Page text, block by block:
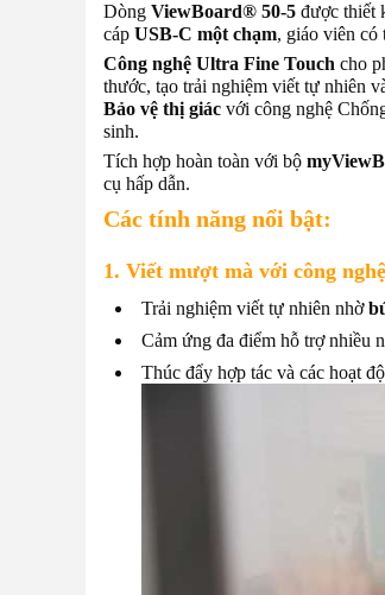
Dòng ViewBoard® 50-5 được thiết
cáp USB-C một chạm, giáo viên có
Công nghệ Ultra Fine Touch cho
thước, tạo trải nghiệm viết tự nhiên
Bảo vệ thị giác với công nghệ
sinh.
Tích hợp hoàn toàn với bộ
cụ hấp dẫn.
Các tính năng nổi bật:
1. Viết mượt mà với công
Trải nghiệm viết tự nhiên nhờ
Cảm ứng đa điểm hỗ trợ nhiều
Thúc đẩy hợp tác và các hoạt